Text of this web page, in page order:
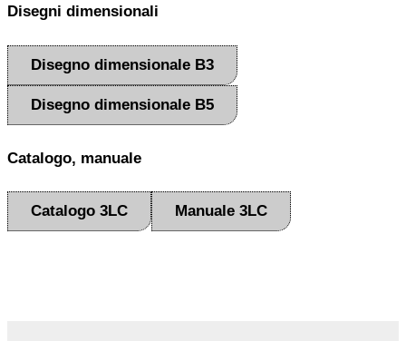
Disegni dimensionali
Disegno dimensionale B3
Disegno dimensionale B5
Catalogo, manuale
Catalogo 3LC Manuale 3LC